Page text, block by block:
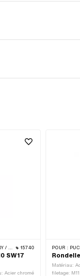
15740
SW17
Acier chromé
POUR : PUCH ·
Matériau:
filetage: